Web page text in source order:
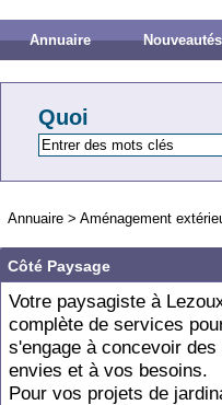
Annuaire Nouveautés
Quoi
Annuaire > Aménagement
Côté Paysage
Votre paysagiste à
complète de services
s'engage à concevoir
envies et à vos besoins.
Pour vos projets de